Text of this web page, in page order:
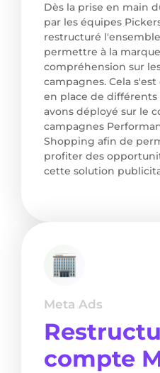
Dès la prise en main
par les équipes
restructuré
permettre à la
compréhension sur
campagnes. Cela
en place de différents
avons déployé sur le
campagnes
Shopping afin de
profiter des
cette solution
Meta Ads
compte